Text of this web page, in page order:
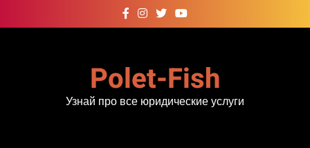
к
Polet-Fish
Узнай про все юридические услуги